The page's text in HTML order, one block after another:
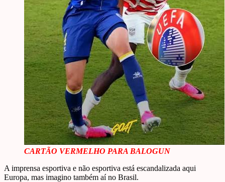
CARTÃO VERMELHO PARA BALOGUN
A imprensa esportiva e não esportiva está escandalizada aqui
Europa, mas imagino também aí no Brasil.